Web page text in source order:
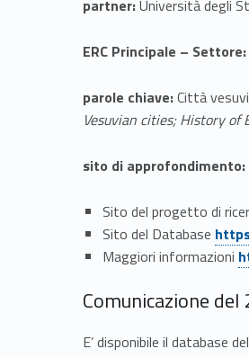
o
s
t
C
i
t
i
partner:Università degli
ERC Principale – Settore:
parole chiave:Città
Vesuvian cities; History
sito di approfondimento:
Sito del progetto di
Sito del Database Link identifier #identifier__145864-5
Maggiori informazioni Link identifier #identifier__39952-6
Comunicazione del
E’ disponibile il database